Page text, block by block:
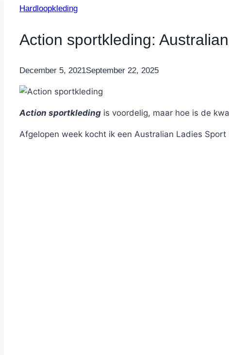
Hardloopkleding
Action sportkleding:
ByNicole
December 5, 2021September 22, 2025
Action sportkleding is voordelig, maar hoe is de
Afgelopen week kocht ik een Australian Ladies Sport